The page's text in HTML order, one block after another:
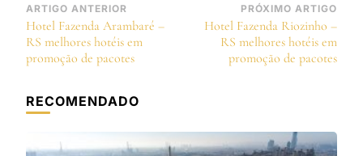
Navegação
de
post
ARTIGO ANTERIOR
Hotel Fazenda Arambaré –
RS melhores hotéis em
promoção de pacotes
PRÓXIMO ARTIGO
Hotel Fazenda Riozinho –
RS melhores hotéis em
promoção de pacotes
RECOMENDADO